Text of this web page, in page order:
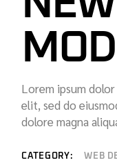
Lorem ipsum
elit, sed do
dolore magna
CATEGORY:
WEB